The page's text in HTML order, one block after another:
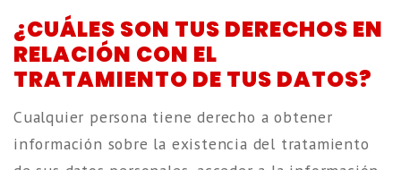
¿CUÁLES SON TUS DERECHOS EN
RELACIÓN CON EL
TRATAMIENTO DE TUS DATOS?
Cualquier persona tiene derecho a obtener
información sobre la existencia del tratamiento